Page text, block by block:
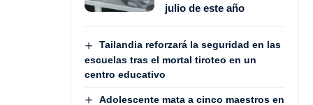
julio de este año
Tailandia reforzará la seguridad en las
escuelas tras el mortal tiroteo en un
centro educativo
Adolescente mata a cinco maestros en